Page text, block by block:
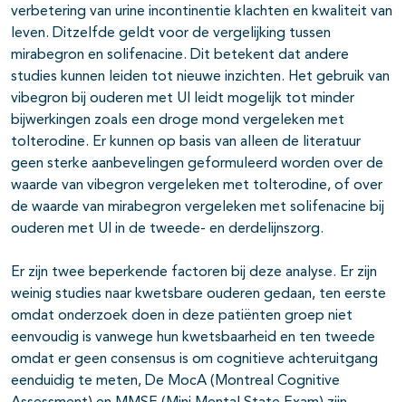
verbetering van urine incontinentie klachten en kwaliteit van
leven. Ditzelfde geldt voor de vergelijking tussen
mirabegron en solifenacine. Dit betekent dat andere
studies kunnen leiden tot nieuwe inzichten. Het gebruik van
vibegron bij ouderen met UI leidt mogelijk tot minder
bijwerkingen zoals een droge mond vergeleken met
tolterodine. Er kunnen op basis van alleen de literatuur
geen sterke aanbevelingen geformuleerd worden over de
waarde van vibegron vergeleken met tolterodine, of over
de waarde van mirabegron vergeleken met solifenacine bij
ouderen met UI in de tweede- en derdelijnszorg.
Er zijn twee beperkende factoren bij deze analyse. Er zijn
weinig studies naar kwetsbare ouderen gedaan, ten eerste
omdat onderzoek doen in deze patiënten groep niet
eenvoudig is vanwege hun kwetsbaarheid en ten tweede
omdat er geen consensus is om cognitieve achteruitgang
eenduidig te meten, De MocA (Montreal Cognitive